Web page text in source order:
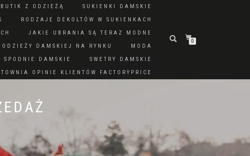
Z ODZIEŻĄ
SUKIENKI DAMSKIE
RODZAJE DEKOLTÓW W SUKIENKACH
JAKIE UBRANIA SĄ TERAZ MODNE
DAMSKIEJ NA RYNKU
MODA
SPODNIE DAMSKIE
SWETRY DAMSKIE
OPINIE KLIENTÓW FACTORYPRICE
0